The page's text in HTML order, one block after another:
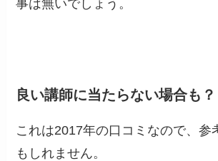
事は無いでしょう。
良い講師に当たらない場合も？
これは2017年の口コミなので、参
もしれません。